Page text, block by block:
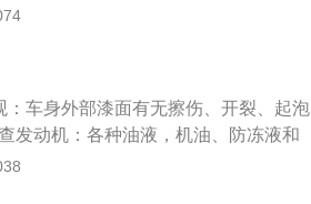
几样东西一定要拿到，否则以后再补
，包括机动车所有人，和过户次数，
次上牌后，一直跟随车辆到报废。在
新发票，就那张白颜色薄薄长方形
户，而且补办起来会很麻烦。车辆在
驶证信息，也就是把之前车主，变成
车身外部漆面有无擦伤、开裂、起泡
发动机：各种油液，机油、防冻液和
标准值。3、检查电气系统：逐一检